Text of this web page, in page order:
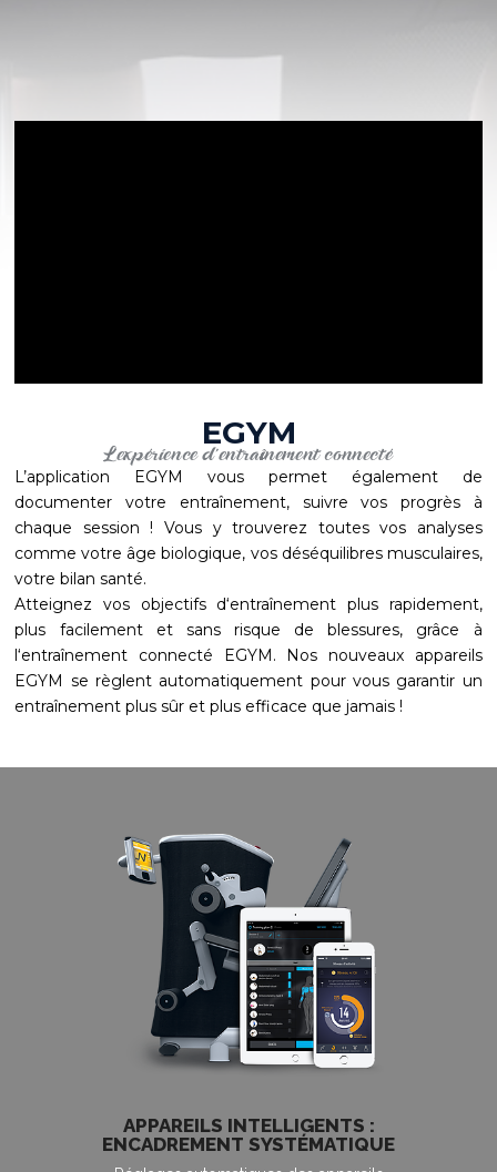
EGYM
L'expérience d'entraînement connecté
L’application EGYM vous permet également de
documenter votre entraînement, suivre vos progrès à
chaque session ! Vous y trouverez toutes vos analyses
comme votre âge biologique, vos déséquilibres musculaires,
votre bilan santé.
Atteignez vos objectifs d‘entraînement plus rapidement,
plus facilement et sans risque de blessures, grâce à
l‘entraînement connecté EGYM. Nos nouveaux appareils
EGYM se règlent automatiquement pour vous garantir un
entraînement plus sûr et plus efficace que jamais !
APPAREILS INTELLIGENTS :
ENCADREMENT SYSTÉMATIQUE